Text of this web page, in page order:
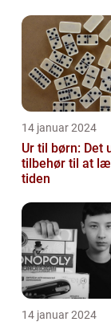
14 januar 2024
Ur til børn: Det
tilbehør til at
tiden
14 januar 2024